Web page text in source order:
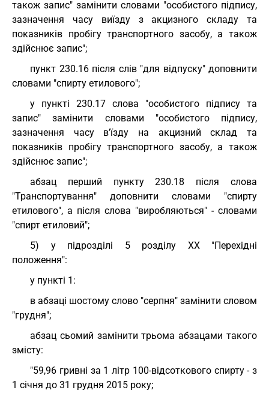
також запис" замінити словами "особистого підпису,
зазначення часу виїзду з акцизного складу та
показників пробігу транспортного засобу, а також
здійснює запис";
пункт 230.16 після слів "для відпуску" доповнити
словами "спирту етилового";
у пункті 230.17 слова "особистого підпису та
запис" замінити словами "особистого підпису,
зазначення часу в’їзду на акцизний склад та
показників пробігу транспортного засобу, а також
здійснює запис";
абзац перший пункту 230.18 після слова
"Транспортування" доповнити словами "спирту
етилового", а після слова "виробляються" - словами
"спирт етиловий";
5) у підрозділі 5 розділу XX "Перехідні
положення":
у пункті 1:
в абзаці шостому слово "серпня" замінити словом
"грудня";
абзац сьомий замінити трьома абзацами такого
змісту:
"59,96 гривні за 1 літр 100-відсоткового спирту - з
1 січня до 31 грудня 2015 року;